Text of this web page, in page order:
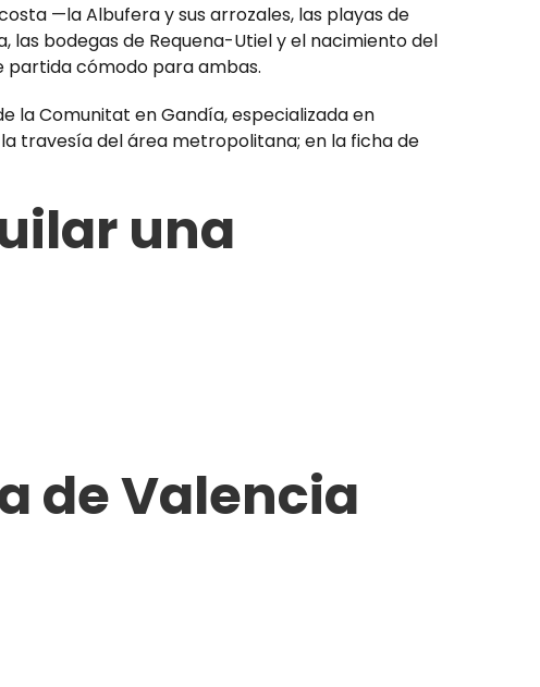
—la Albufera y sus arrozales, las playas de
las bodegas de Requena-Utiel y el nacimiento del
partida cómodo para ambas.
la Comunitat en Gandía, especializada en
travesía del área metropolitana; en la ficha de
una
de Valencia